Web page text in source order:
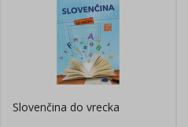
Slovenčina do vrecka